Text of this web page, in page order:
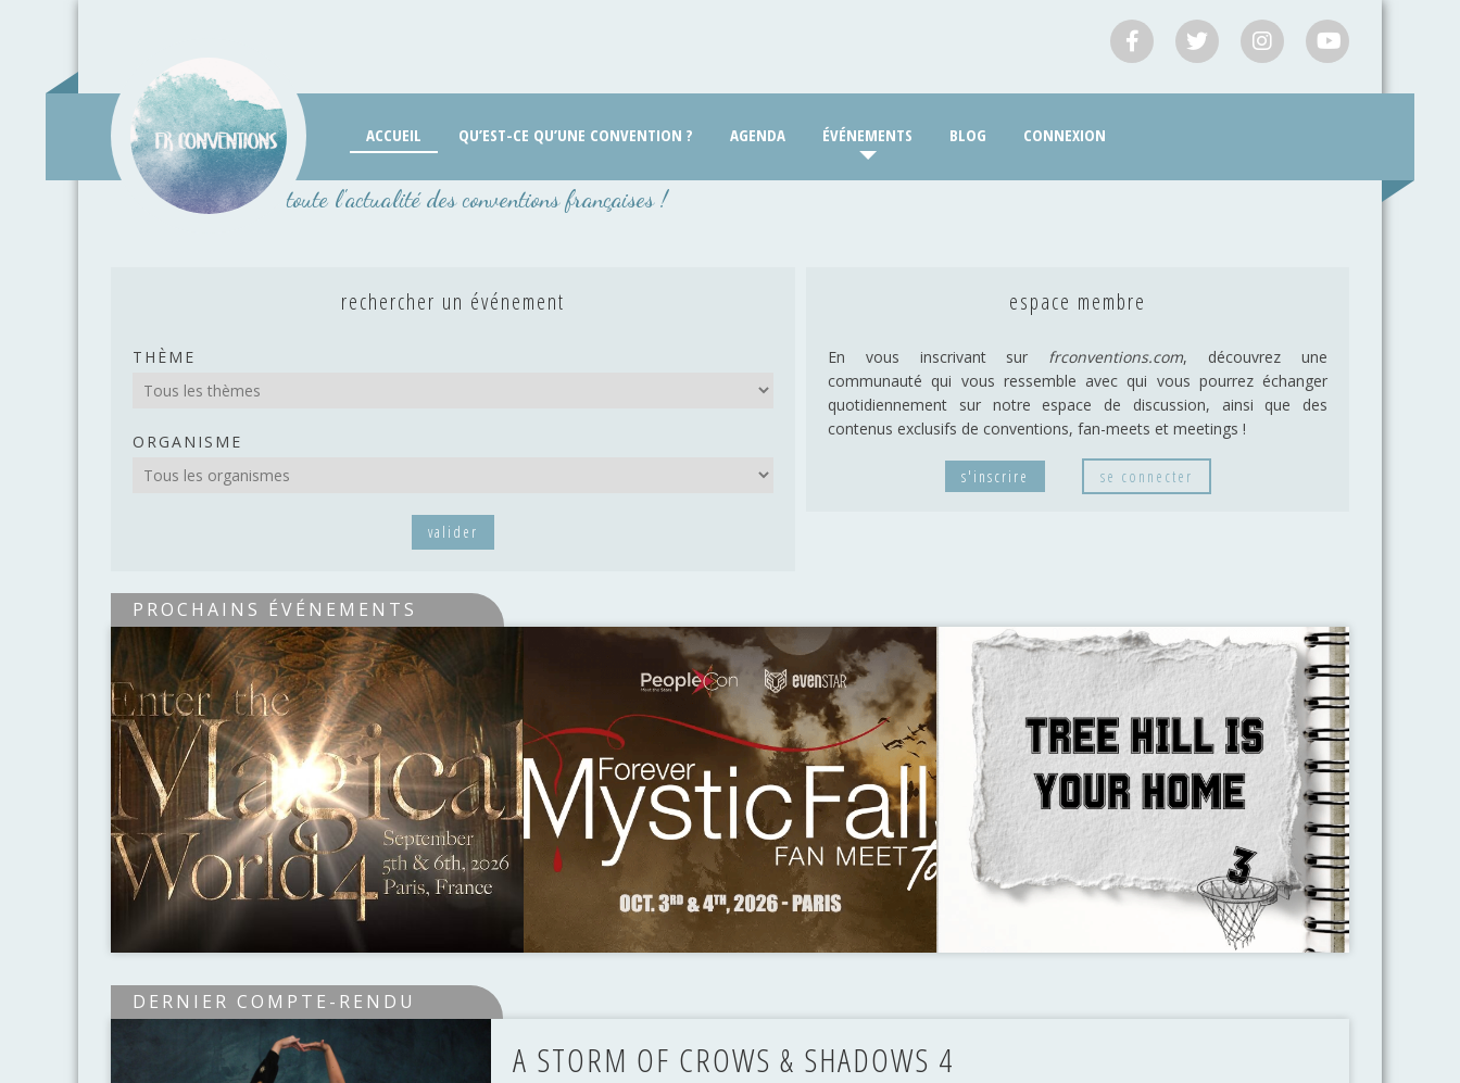
contenu
toute l'actualité des conventions françaises !
ACCUEIL QU’EST-CE QU’UNE CONVENTION ? AGENDA ÉVÉNEMENTS BLOG CONNEXION
rechercher un événement
THÈME
ORGANISME
valider
espace membre
En vous inscrivant sur frconventions.com, découvrez une
communauté qui vous ressemble avec qui vous pourrez échanger
quotidiennement sur notre espace de discussion, ainsi que des
contenus exclusifs de conventions, fan-meets et meetings !
s'inscrire se connecter
PROCHAINS ÉVÉNEMENTS
DERNIER COMPTE-RENDU
A STORM OF CROWS & SHADOWS 4